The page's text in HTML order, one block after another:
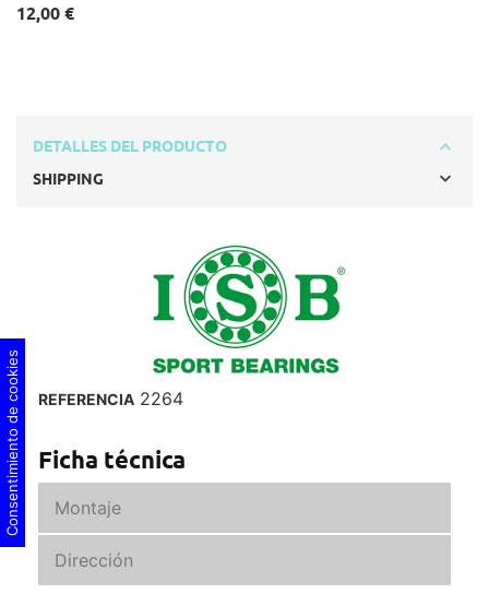
12,00 €
DETALLES DEL PRODUCTO
SHIPPING
REFERENCIA 2264
Ficha técnica
Montaje
Dirección
Consentimiento de cookies